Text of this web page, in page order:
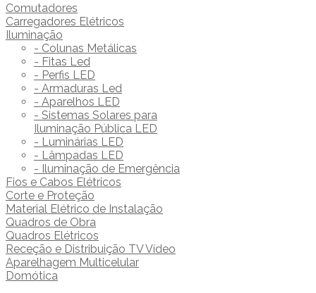
Comutadores
Carregadores Elétricos
Iluminação
- Colunas Metálicas
- Fitas Led
- Perfis LED
- Armaduras Led
- Aparelhos LED
- Sistemas Solares para
Iluminação Pública LED
- Luminárias LED
- Lâmpadas LED
- Iluminação de Emergência
Fios e Cabos Elétricos
Corte e Proteção
Material Elétrico de Instalação
Quadros de Obra
Quadros Elétricos
Receção e Distribuição TV Vídeo
Aparelhagem Multicelular
Domótica